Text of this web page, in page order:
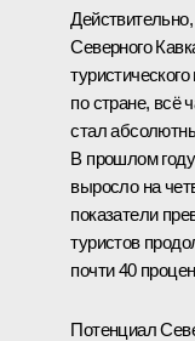
Северного
по стране, всё
стал
В прошлом году
выросло на
показатели
туристов
почти 40
Потенциал